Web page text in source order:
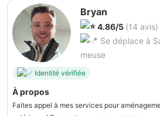
Bryan
4.86/5 (14 avis)
Se déplace à
meuse
Identité vérifiée
À propos
Faites appel à mes services pour